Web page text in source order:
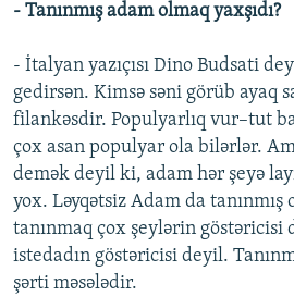
- Tanınmış adam olmaq yaxşıdı?
- İtalyan yazıçısı Dino Budsati
gedirsən. Kimsə səni görüb ayaq
filankəsdir. Populyarlıq vur–tut
çox asan populyar ola bilərlər.
demək deyil ki, adam hər şeyə
yox. Ləyqətsiz Adam da
tanınmaq çox şeylərin
istedadın göstəricisi deyil.
şərti məsələdir.